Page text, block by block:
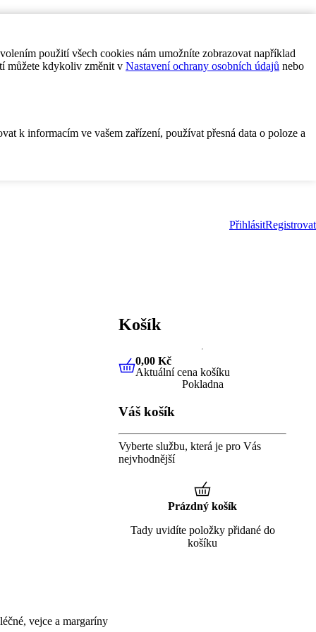
použití všech cookies nám umožníte zobrazovat například
můžete kdykoliv změnit v Nastavení ochrany osobních údajů nebo
k informacím ve vašem zařízení, používat přesná data o poloze a
PřihlásitRegistrovat
vejce a margaríny
Košík
0,00 KčAktuální cena košíku
0,00 Kč
Aktuální cena košíku
Pokladna
Váš košík
Vyberte službu, která je pro Vás
nejvhodnější
Prázdný košík
Tady uvidíte položky přidané do
košíku